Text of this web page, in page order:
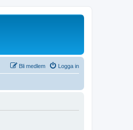
Logga in
Bli medlem